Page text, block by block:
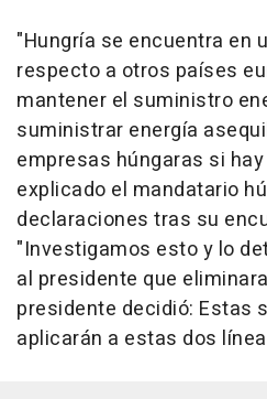
"Hungría se encuentra en
respecto a otros países
mantener el suministro
suministrar energía
empresas húngaras si
explicado el mandatario
declaraciones tras su
"Investigamos esto y lo
al presidente que
presidente decidió: Estas
aplicarán a estas dos